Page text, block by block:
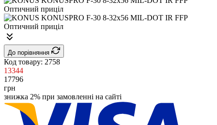
До порівняння
Код товару: 2758
13344
17796
грн
знижка 2% при замовленні на сайті